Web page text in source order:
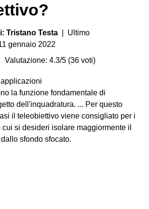
Tristano Testa | Ultimo
gennaio 2022
Valutazione: 4.3/5 (36 voti)
la funzione fondamentale di
dell'inquadratura. ... Per questo
il teleobiettivo viene consigliato per i
si desideri isolare maggiormente il
sfondo sfocato.